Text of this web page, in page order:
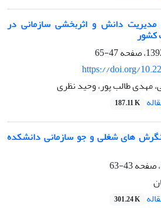
مدیریت دانش و اثربخشی سازمانی در
کشور
47-65
https://doi.org/
مهدی طالب پور، وحید نظری
187.11 K
های شغلی و جو سازمانی دانشکده
43-63
301.24 K